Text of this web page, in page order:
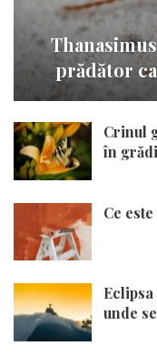
prădător
Crinul
în
Ce
unde